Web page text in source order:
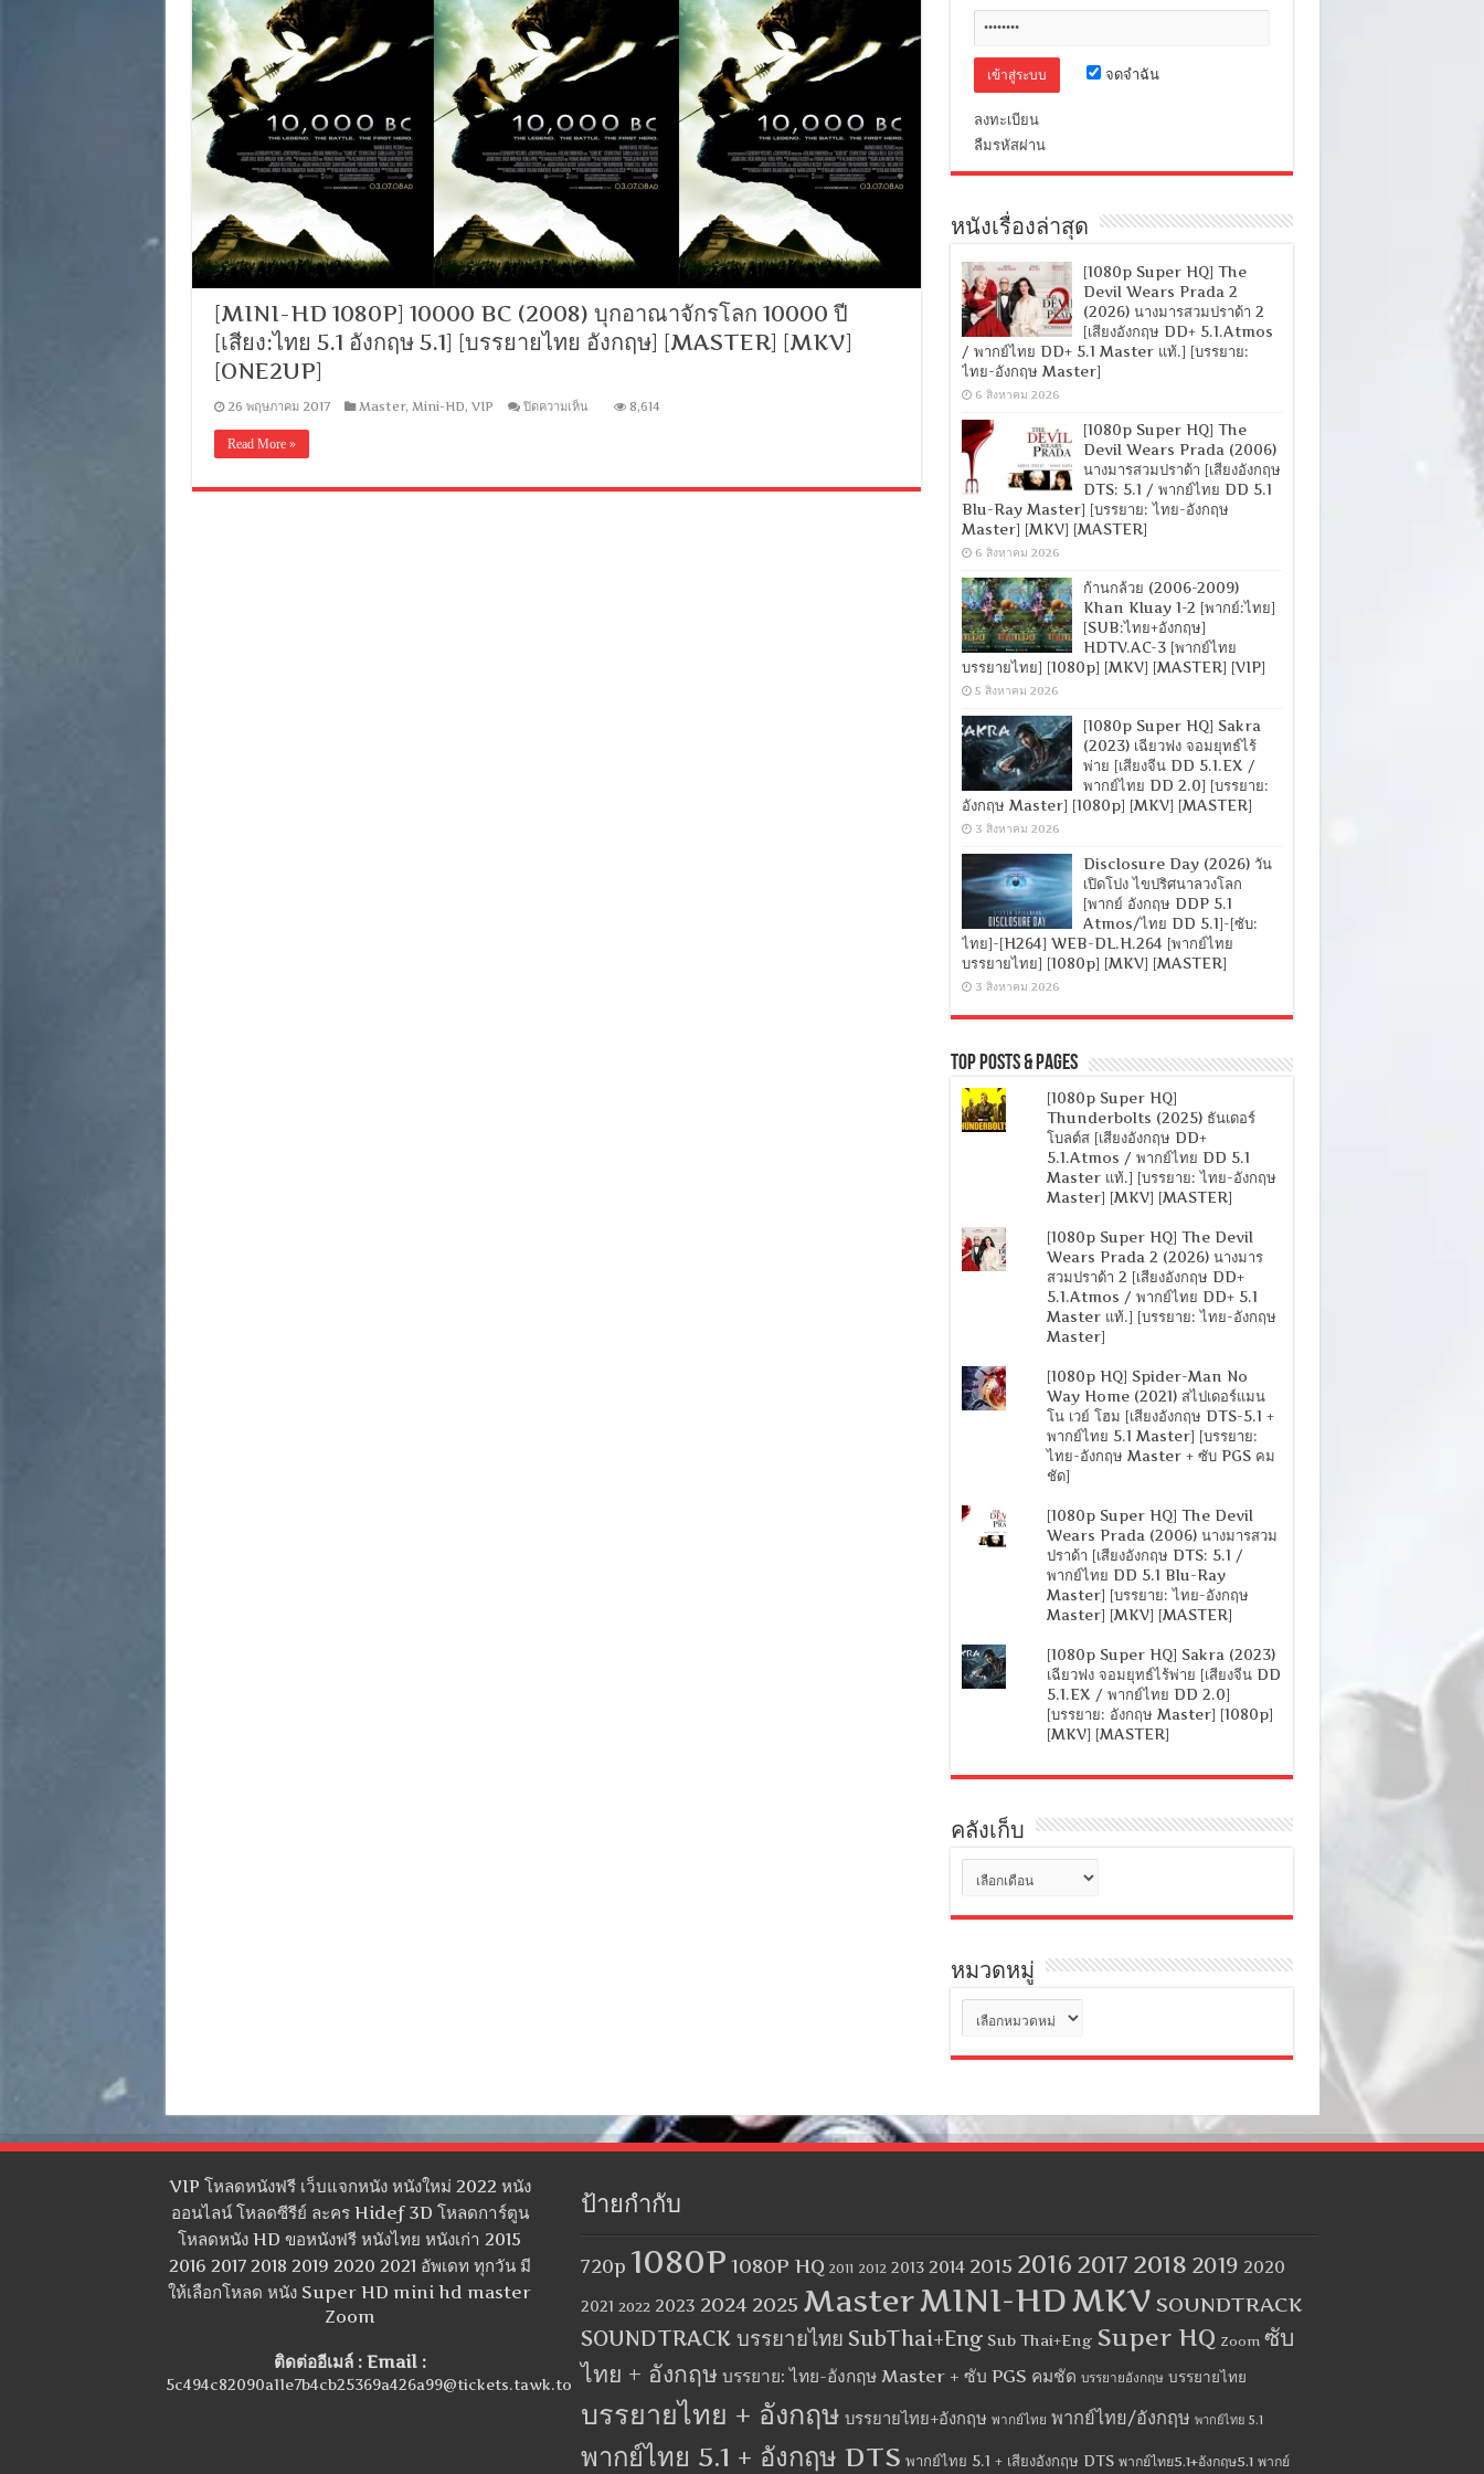
[MINI-HD 1080P] 10000 BC (2008) บุกอาณาจักรโลก 10000 ปี
[เสียง:ไทย 5.1 อังกฤษ 5.1] [บรรยายไทย อังกฤษ] [MASTER] [MKV]
[ONE2UP]
26 พฤษภาคม 2017 Master, Mini-HD, VIP ปิดความเห็นบน
BC
8,614
Read More »
จดจำฉัน
ลงทะเบียน
ลืมรหัสผ่าน
หนังเรื่องล่าสุด
[1080p Super HQ] The
Devil Wears Prada 2
(2026) นางมารสวมปราด้า 2
[เสียงอังกฤษ DD+ 5.1.Atmos
/ พากย์ไทย DD+ 5.1 Master แท้.] [บรรยาย:
ไทย-อังกฤษ Master]
6 สิงหาคม 2026
[1080p Super HQ] The
Devil Wears Prada (2006)
นางมารสวมปราด้า [เสียงอังกฤษ
DTS: 5.1 / พากย์ไทย DD 5.1
Blu-Ray Master] [บรรยาย: ไทย-อังกฤษ
Master] [MKV] [MASTER]
6 สิงหาคม 2026
ก้านกล้วย (2006-2009)
Khan Kluay 1-2 [พากย์:ไทย]
[SUB:ไทย+อังกฤษ]
HDTV.AC-3 [พากย์ไทย
บรรยายไทย] [1080p] [MKV] [MASTER] [VIP]
5 สิงหาคม 2026
[1080p Super HQ] Sakra
(2023) เฉียวฟง จอมยุทธ์ไร้
พ่าย [เสียงจีน DD 5.1.EX /
พากย์ไทย DD 2.0] [บรรยาย:
อังกฤษ Master] [1080p] [MKV] [MASTER]
3 สิงหาคม 2026
Disclosure Day (2026) วัน
เปิดโปง ไขปริศนาลวงโลก
[พากย์ อังกฤษ DDP 5.1
Atmos/ไทย DD 5.1]-[ซับ:
ไทย]-[H264] WEB-DL.H.264 [พากย์ไทย
บรรยายไทย] [1080p] [MKV] [MASTER]
3 สิงหาคม 2026
Top Posts & Pages
[1080p Super HQ]
Thunderbolts (2025) ธันเดอร์
โบลต์ส [เสียงอังกฤษ DD+
5.1.Atmos / พากย์ไทย DD 5.1
Master แท้.] [บรรยาย: ไทย-อังกฤษ
Master] [MKV] [MASTER]
[1080p Super HQ] The Devil
Wears Prada 2 (2026) นางมาร
สวมปราด้า 2 [เสียงอังกฤษ DD+
5.1.Atmos / พากย์ไทย DD+ 5.1
Master แท้.] [บรรยาย: ไทย-อังกฤษ
Master]
[1080p HQ] Spider-Man No
Way Home (2021) สไปเดอร์แมน
โน เวย์ โฮม [เสียงอังกฤษ DTS-5.1 +
พากย์ไทย 5.1 Master] [บรรยาย:
ไทย-อังกฤษ Master + ซับ PGS คม
ชัด]
[1080p Super HQ] The Devil
Wears Prada (2006) นางมารสวม
ปราด้า [เสียงอังกฤษ DTS: 5.1 /
พากย์ไทย DD 5.1 Blu-Ray
Master] [บรรยาย: ไทย-อังกฤษ
Master] [MKV] [MASTER]
[1080p Super HQ] Sakra (2023)
เฉียวฟง จอมยุทธ์ไร้พ่าย [เสียงจีน DD
5.1.EX / พากย์ไทย DD 2.0]
[บรรยาย: อังกฤษ Master] [1080p]
[MKV] [MASTER]
คลังเก็บ
เก็บ
หมวดหมู่
หมู่
VIP โหลดหนังฟรี เว็บแจกหนัง หนังใหม่ 2022 หนัง
ออนไลน์ โหลดซีรีย์ ละคร Hidef 3D โหลดการ์ตูน
โหลดหนัง HD ขอหนังฟรี หนังไทย หนังเก่า 2015
2016 2017 2018 2019 2020 2021 อัพเดท ทุกวัน มี
ให้เลือกโหลด หนัง Super HD mini hd master
Zoom
ติดต่ออีเมล์ : Email :
5c494c82090a11e7b4cb25369a426a99@tickets.tawk.to
ป้ายกำกับ
720p 1080P 1080P HQ 2011 2012 2013 2014 2015 2016 2017 2018 2019 2020
2021 2022 2023 2024 2025 MasterMINI-HDMKV SOUNDTRACK
SOUNDTRACK บรรยายไทย SubThai+Eng Sub Thai+Eng Super HQ Zoom ซับ
ไทย + อังกฤษ บรรยาย: ไทย-อังกฤษ Master + ซับ PGS คมชัด บรรยายอังกฤษ บรรยายไทย
บรรยายไทย + อังกฤษ บรรยายไทย+อังกฤษ พากย์ไทย พากย์ไทย/อังกฤษ พากย์ไทย 5.1
พากย์ไทย 5.1 + อังกฤษ DTS พากย์ไทย 5.1 + เสียงอังกฤษ DTS พากย์ไทย5.1+อังกฤษ5.1 พากย์